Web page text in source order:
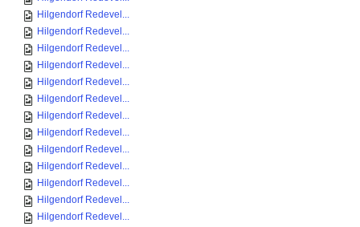
Hilgendorf Redevel...
Hilgendorf Redevel...
Hilgendorf Redevel...
Hilgendorf Redevel...
Hilgendorf Redevel...
Hilgendorf Redevel...
Hilgendorf Redevel...
Hilgendorf Redevel...
Hilgendorf Redevel...
Hilgendorf Redevel...
Hilgendorf Redevel...
Hilgendorf Redevel...
Hilgendorf Redevel...